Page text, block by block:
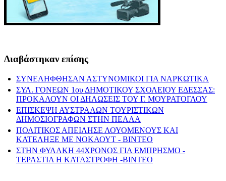
Διαβάστηκαν επίσης
ΣΥΝΕΛΗΦΘΗΣΑΝ ΑΣΤΥΝΟΜΙΚΟΙ ΓΙΑ ΝΑΡΚΩΤΙΚΑ
ΣΥΛ. ΓΟΝΕΩΝ 1ου ΔΗΜΟΤΙΚΟΥ ΣΧΟΛΕΙΟΥ ΕΔΕΣΣΑΣ:
ΠΡΟΚΑΛΟΥΝ ΟΙ ΔΗΛΩΣΕΙΣ ΤΟΥ Γ. ΜΟΥΡΑΤΟΓΛΟΥ
ΕΠΙΣΚΕΨΗ ΑΥΣΤΡΑΛΩΝ ΤΟΥΡΙΣΤΙΚΩΝ
ΔΗΜΟΣΙΟΓΡΑΦΩΝ ΣΤΗΝ ΠΕΛΛΑ
ΠΟΛΙΤΙΚΟΣ ΑΠΕΙΛΗΣΕ ΛΟΥΟΜΕΝΟΥΣ ΚΑΙ
ΚΑΤΕΛΗΞΕ ΜΕ ΝΟΚΑΟΥΤ - ΒΙΝΤΕΟ
ΣΤΗΝ ΦΥΛΑΚΗ 44ΧΡΟΝΟΣ ΓΙΑ ΕΜΠΡΗΣΜΟ -
ΤΕΡΑΣΤΙΑ Η ΚΑΤΑΣΤΡΟΦΗ -ΒΙΝΤΕΟ